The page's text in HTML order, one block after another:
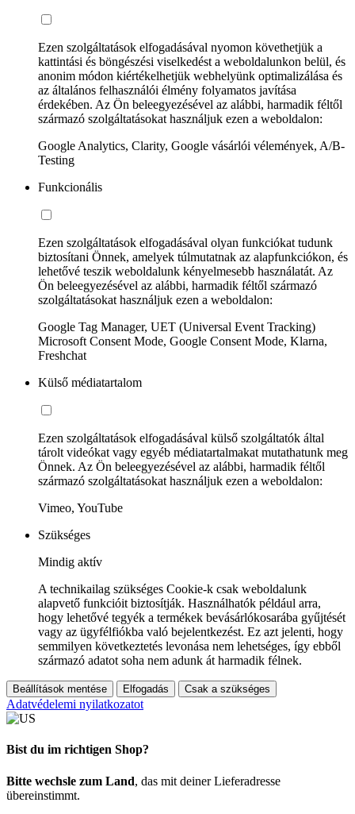
Ezen szolgáltatások elfogadásával nyomon követhetjük a
kattintási és böngészési viselkedést a weboldalunkon belül, és
anonim módon kiértékelhetjük webhelyünk optimalizálása és
az általános felhasználói élmény folyamatos javítása
érdekében. Az Ön beleegyezésével az alábbi, harmadik féltől
származó szolgáltatásokat használjuk ezen a weboldalon:
Google Analytics, Clarity, Google vásárlói vélemények, A/B-
Testing
Funkcionális
Ezen szolgáltatások elfogadásával olyan funkciókat tudunk
biztosítani Önnek, amelyek túlmutatnak az alapfunkciókon, és
lehetővé teszik weboldalunk kényelmesebb használatát. Az
Ön beleegyezésével az alábbi, harmadik féltől származó
szolgáltatásokat használjuk ezen a weboldalon:
Google Tag Manager, UET (Universal Event Tracking)
Microsoft Consent Mode, Google Consent Mode, Klarna,
Freshchat
Külső médiatartalom
Ezen szolgáltatások elfogadásával külső szolgáltatók által
tárolt videókat vagy egyéb médiatartalmakat mutathatunk meg
Önnek. Az Ön beleegyezésével az alábbi, harmadik féltől
származó szolgáltatásokat használjuk ezen a weboldalon:
Vimeo, YouTube
Szükséges
Mindig aktív
A technikailag szükséges Cookie-k csak weboldalunk
alapvető funkcióit biztosítják. Használhatók például arra,
hogy lehetővé tegyék a termékek bevásárlókosarába gyűjtését
vagy az ügyfélfiókba való bejelentkezést. Ez azt jelenti, hogy
semmilyen következtetés levonása nem lehetséges, így ebből
származó adatot soha nem adunk át harmadik félnek.
Beállítások mentése Elfogadás Csak a szükséges
Adatvédelemi nyilatkozatot
Bist du im richtigen Shop?
Bitte wechsle zum Land, das mit deiner Lieferadresse
übereinstimmt.